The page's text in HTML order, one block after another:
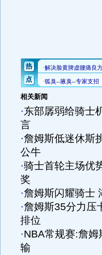
相关新闻
·东部孱弱给骑士
言
·詹姆斯低迷休斯
公牛
·骑士首轮主场优
奖
·詹姆斯闪耀骑士
·詹姆斯35分力压
排位
·NBA常规赛:詹
输